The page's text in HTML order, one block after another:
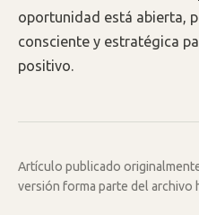
oportunidad está abierta,
consciente y estratégica
positivo.
Artículo publicado
versión forma parte del archivo